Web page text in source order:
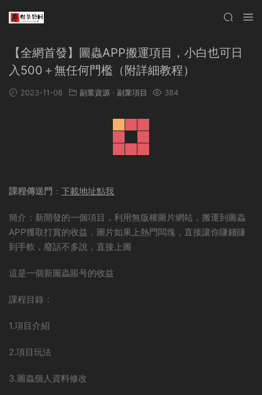
【全網首發】圖蟲APP搬運項目，小白也可日
入500＋無任何門檻（附詳細教程）
2023-11-08 副業資源 · 副業項目 384
課程傳送門 ： 下載地址點我
簡介：新開發的一個項目，利用無版權圖片網站，搬運到圖蟲
APP獲取打賞的收益，圖片如果上熱門闆塊，直接讓你賺錢賺
到手軟，廢話不多說，直接上圖
這是一個新圖蟲賬号的收益
課程目錄：
1.項目介紹
2.項目玩法
3.圖蟲個人資料修改